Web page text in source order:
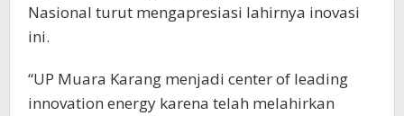
Nasional turut mengapresiasi lahirnya inovasi
ini.
“UP Muara Karang menjadi center of leading
innovation energy karena telah melahirkan